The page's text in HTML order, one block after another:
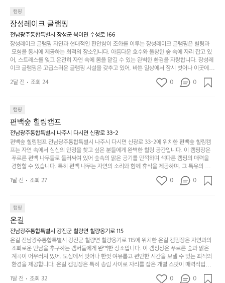
을
가
려
보
세
요.
튼
을
조
용
히
o
l
a
t
는
크
기,
무
게,
이
의
아
주
미
가
존
재
합
니
웃
도
어
의
경
럽
게
이
어
주
E
M
O
U
N
이
라
고
해
야
하
리
를
잡
았
는
하
고
경
치
도
으며 깊은 숙면을 취할 수 있는 기회를 제공합니다.  이곳은 자연과의 완벽한 조화를 이루며,
다채로운 야외 활동을 제공합니다. 특히 어린이들은 안전하게 놀 수 있는 놀이시설이 마련
되어 있어 부모님들과 함께 즐거운 시간을 보낼 수 있습니다. 주변의 다양한 관광지와 먹거
리를 탐험하는 재미도 포레스트 창평의 매력 중 하나입니다.  또한, 캠핑장을 방문한 후 지속
적으로 재방문하는 이들이 많아 인기가 날로 상승하고 있습니다. 포레스트 창평은 단순한 캠
핑 그 이상을 제공하며, 자연을 사랑하는 모든 이들에게 꼭 한번 경험해봐야 할 장소로 자리
잡았습니다.  인기 정도: ★★★★★
캠핑
장성레이크 글램핑
전남광주통합특별시 장성군 북이면 수성로 166
장성레이크 글램핑 자연과 현대적인 편안함이 조화를 이루는 장성레이크 글램핑은 힐링과
모험을 동시에 제공하는 최적의 장소입니다. 아름다운 호수와 울창한 숲 속에 자리 잡고 있
어, 스트레스를 잊고 온전히 자연 속에 몸을 맡길 수 있는 완벽한 환경을 자랑합니다. 장성레
이크 글램핑은 고급스러운 글램핑 시설을 갖추고 있어, 바쁜 일상에서 잠시 벗어나 이곳에
오면 사치스러운 휴식이 가능해집니다. 독립된 텐트에서 제공되는 특별한 불멍 공간은 소중
한 사람과 함께 따뜻한 이야기를 나눌 수 있는 소중한 시간을 만들어 줍니다. 또한, 주변의 자
을 창출하는 시간이 될 것입니다. 특히 식사를 좋아하는 분들에게는 매주 특별한 바비큐 파
티와 지역에서 나는 신선한 재료로 만든 다양한 요리를 제공하여 미각을 만족시켜 줍니다.
장성레이크 글램핑은 그 아름다운 경관과 최고 품질의 시설 덕분에 최근 몇 년 사이에 특히
주목받고 있는 캠핑장 중 하나입니다. 주말이면 방문객이 가득해 예약이 빠르게 차는 만큼
미리 일정을 계획하시는 것이 좋습니다. 나만의 프라이빗한 공간에서 가족 및 사랑하는 사
람들과 함께하세요. 당신의 대자연 속 힐링을 기다리는 장성레이크 글램핑은 언젠가 반드시
방문해봐야 할 명소로 자리매김하였습니다. 인기 정도: ★★★★★
2달 전 조회 24 0 0
캠핑
편백숲 힐링캠프
전남광주통합특별시 나주시 다시면 신광로 33-2
편백숲 힐링캠프 전남광주통합특별시 나주시 다시면 신광로 33-2에 위치한 편백숲 힐링캠
프는 자연 속에서 심신의 안정을 찾고 싶은 분들에게 완벽한 힐링 공간입니다. 이 캠핑장은
푸르른 편백 나무들로 둘러싸여 있어 숲속의 맑은 공기를 만끽하며 색다른 캠핑의 매력을
경험할 수 있습니다. 특히 편백 나무는 자연의 소리와 함께 휴식을 제공하며, 그 특유의 아로
마향이 심리적 안정감을 가져다줍니다. 이곳에서 아침 햇살을 맞으며 조용한 숲속에서의 커
피 한 잔은 그 어떤 도시의 카페에서 느끼기 힘든 특별함을 선사합니다. 편백숲 힐링캠프는
즐길 수 있는 기회도 많은데, 자전거를 타거나 숲속을 거닐며 다양한 생태계를 체험해보는
것도 일상의 스트레스를 잊게 해줍니다. 또한, 캠프파이어를 즐기며 별빛 아래서 시간을 보
내는 것은 일상에서 벗어나 새로운 여유를 찾는 방법입니다. 운영자는 항상 방문객의 편안함
과 안전을 최우선으로 생각하고 있으며, 깨끗하고 잘 관리된 시설을 자랑합니다. 가족들이
함께하는 모닥불 구이 파티나 친구들과의 캠핑 퀴즈도 놓칠 수 없는 재미가 됩니다. 자연과
의 조화 속에서 힐링할 수 있는 편백숲 힐링캠프는 현대인의 바쁜 일상에서 벗어나 소중한
시간을 가지고 싶은 분들에게 특히 추천드립니다. 지금 바로 나주로 떠나 여유로움과 행복
이 가득한 캠핑을 경험해보세요! 인기 정도: ★★★★☆
1달 전 조회 27 0 0
캠핑
온길
전남광주통합특별시 강진군 칠량면 칠량옹기로 115
온길 전남광주통합특별시 강진군 칠량면 칠량옹기로 115에 위치한 온길 캠핑장은 자연과의
조화로운 만남을 추구하는 캠퍼들에게 완벽한 장소입니다. 이 캠핑장은 푸르른 숲과 맑은
계곡이 어우러져 있어, 도심에서 벗어나 한껏 여유롭고 편안한 시간을 보낼 수 있는 최적의
환경을 제공합니다. 온길 캠핑장은 특히 송림 사이로 자리를 잡은 개별 스팟이 매력적입니
다. 각 사이트마다 적당한 간격이 유지되어 있어 프라이빗한 캠핑을 선호하는 분들에게는 더
없이 좋은 선택이지요. 숲속에서의 고요한 밤, 별빛 아래서의 캠핑은 마치 동화 속에 들어온
1달 전 조회 32 0 0